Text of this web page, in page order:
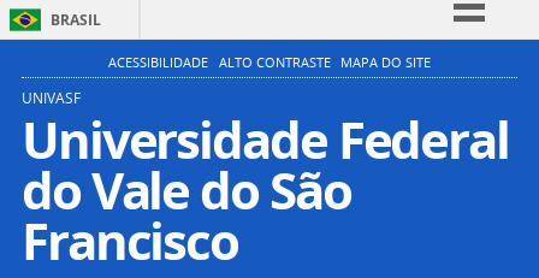
BRASIL
Simplifique!
Participe
Acesso à informação
Legislação
ACESSIBILIDADE ALTO CONTRASTE MAPA DO SITE
UNIVASF
Universidade Federal
do Vale do São
Francisco